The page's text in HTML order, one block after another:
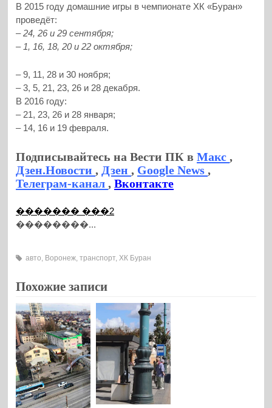
В 2015 году домашние игры в чемпионате ХК «Буран»
проведёт:
– 24, 26 и 29 сентября;
– 1, 16, 18, 20 и 22 октября;
– 9, 11, 28 и 30 ноября;
– 3, 5, 21, 23, 26 и 28 декабря.
В 2016 году:
– 21, 23, 26 и 28 января;
– 14, 16 и 19 февраля.
Подписывайтесь на Вести ПК вМакс,
Дзен.Новости, Дзен, Google News,
Телеграм-канал,Вконтакте
������� ���2
��������...
авто Воронеж ,транспорт ХК Буран
Похожие записи